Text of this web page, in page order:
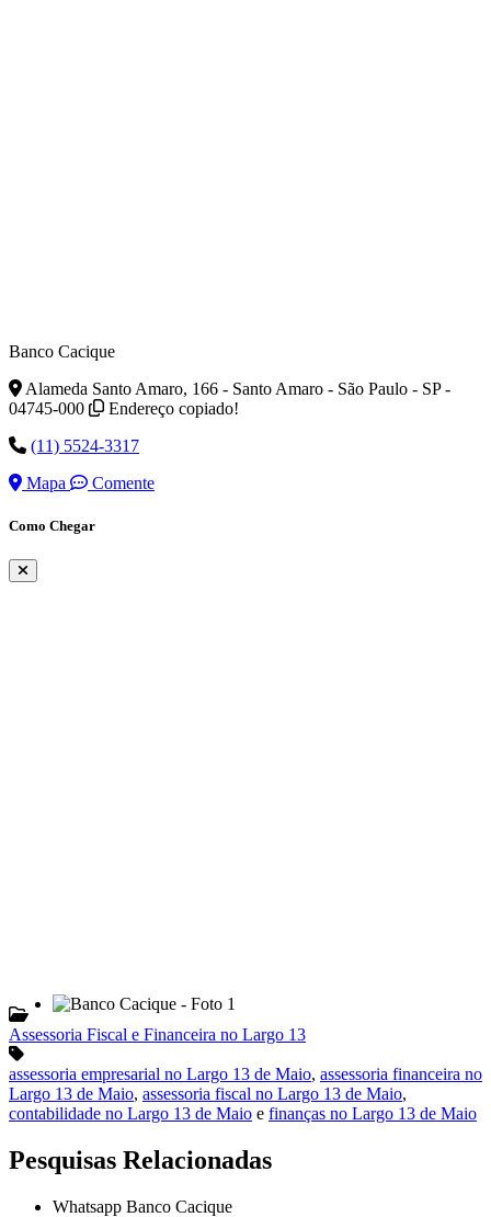
Banco Cacique
Alameda Santo Amaro, 166 - Santo Amaro - São Paulo - SP -
04745-000
Endereço copiado!
(11) 5524-3317
Mapa
Comente
Como Chegar
Assessoria Fiscal e Financeira no Largo 13
assessoria empresarial no Largo 13 de Maio, assessoria financeira no
Largo 13 de Maio, assessoria fiscal no Largo 13 de Maio,
contabilidade no Largo 13 de Maio e finanças no Largo 13 de Maio
Pesquisas Relacionadas
Whatsapp Banco Cacique